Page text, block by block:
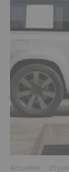
Actualités · 20